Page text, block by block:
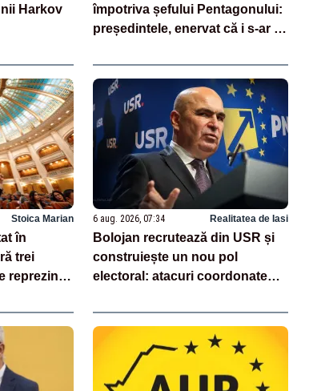
Harkov
împotriva șefului Pentagonului:
președintele, enervat că i s-ar fi
SURSE
Stoica Marian
în
trei
reprezintă
6 aug. 2026, 07:34 Realitatea de Iasi
Bolojan recrutează din USR și
construiește un nou pol
electoral: atacuri coordonate